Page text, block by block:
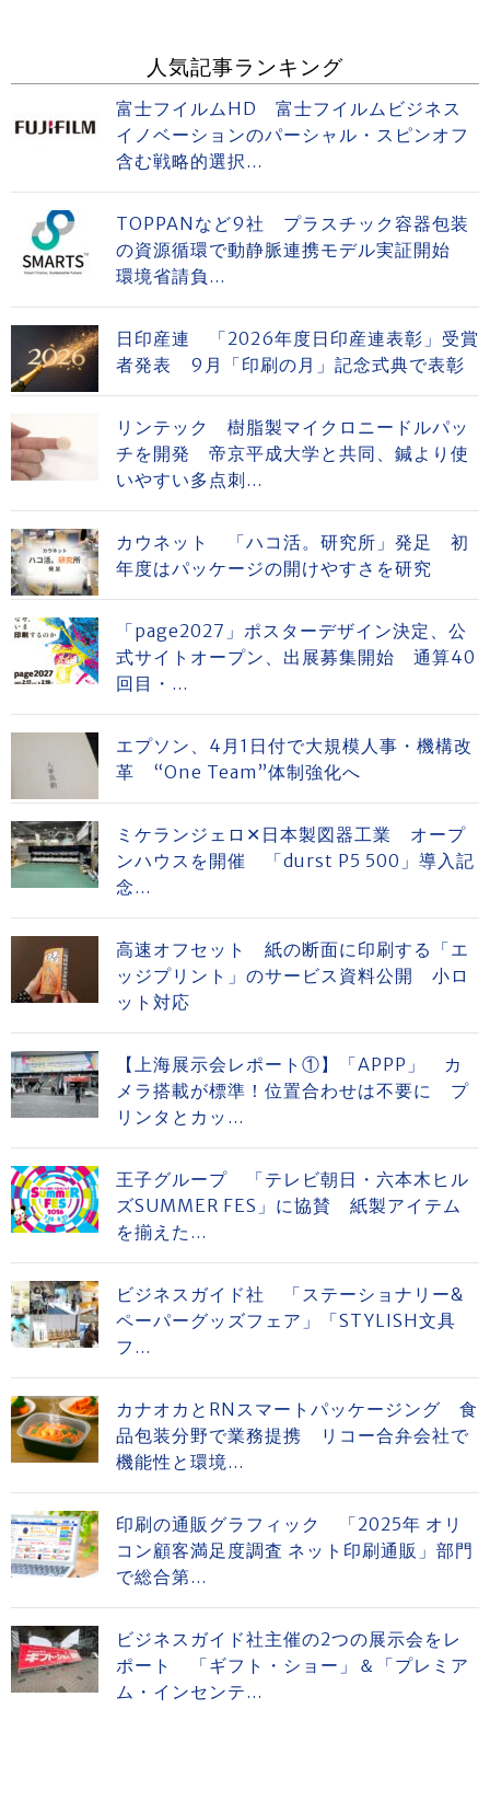
人気記事ランキング
富士フイルムHD 富士フイルムビジネス
イノベーションのパーシャル・スピンオフ
含む戦略的選択...
TOPPANなど9社 プラスチック容器包装
の資源循環で動静脈連携モデル実証開始
環境省請負...
日印産連 「2026年度日印産連表彰」受賞
者発表 9月「印刷の月」記念式典で表彰
リンテック 樹脂製マイクロニードルパッ
チを開発 帝京平成大学と共同、鍼より使
いやすい多点刺...
カウネット 「ハコ活。研究所」発足 初
年度はパッケージの開けやすさを研究
「page2027」ポスターデザイン決定、公
式サイトオープン、出展募集開始 通算40
回目・...
エプソン、4月1日付で大規模人事・機構改
革 “One Team”体制強化へ
ミケランジェロ✕日本製図器工業 オープ
ンハウスを開催 「durst P5 500」導入記
念...
高速オフセット 紙の断面に印刷する「エ
ッジプリント」のサービス資料公開 小ロ
ット対応
【上海展示会レポート①】「APPP」 カ
メラ搭載が標準！位置合わせは不要に プ
リンタとカッ...
王子グループ 「テレビ朝日・六本木ヒル
ズSUMMER FES」に協賛 紙製アイテム
を揃えた...
ビジネスガイド社 「ステーショナリー&
ペーパーグッズフェア」「STYLISH文具
フ...
カナオカとRNスマートパッケージング 食
品包装分野で業務提携 リコー合弁会社で
機能性と環境...
印刷の通販グラフィック 「2025年 オリ
コン顧客満足度調査 ネット印刷通販」部門
で総合第...
ビジネスガイド社主催の2つの展示会をレ
ポート 「ギフト・ショー」＆「プレミア
ム・インセンテ...